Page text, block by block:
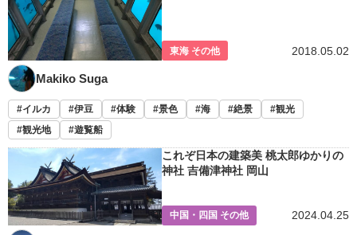
東海 その他 2018.05.02
Makiko Suga
イルカ 伊豆 体験 景色 海 絶景
観光
観光地
遊覧船
これぞ日本の建築美 桃太郎ゆかりの
神社 吉備津神社 岡山
中国・四国 その他 2024.04.25